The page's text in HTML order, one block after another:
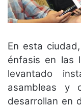
En esta
énfasis en las
levantado
asambleas y
desarrollan en